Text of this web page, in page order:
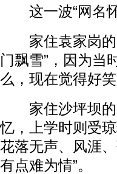
这一波“网名怀
家住袁家岗的
门飘雪”，因为当
么，现在觉得好笑
家住沙坪坝的
忆，上学时则受
花落无声、风涯
有点难为情”。